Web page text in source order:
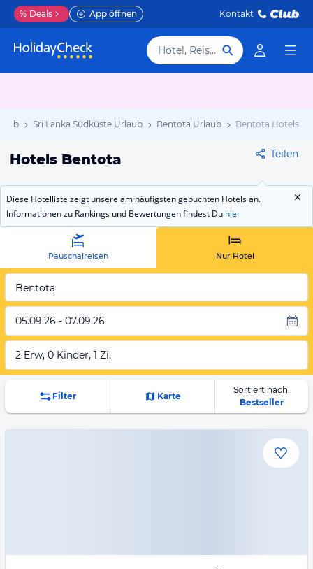
% Deals App öffnen Kontakt
Hotel, Reiseziel
Sri Lanka Südküste Urlaub Bentota Urlaub Bentota Hotels
Hotels Bentota Teilen
Diese Hotelliste zeigt unsere am häufigsten gebuchten Hotels an.
Informationen zu Rankings und Bewertungen findest Du hier
Pauschalreisen Nur Hotel
Bentota
05.09.26 - 07.09.26
2 Erw, 0 Kinder, 1 Zi.
Filter Karte
Sortiert nach:
Bestseller